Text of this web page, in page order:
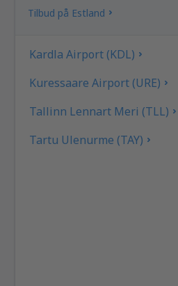
Tilbud på Estland
Kardla Airport (KDL)
Kuressaare Airport (URE)
Tallinn Lennart Meri (TLL)
Tartu Ulenurme (TAY)